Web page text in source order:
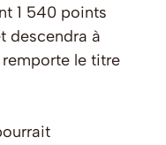
1 540 points
descendra à
remporte le titre